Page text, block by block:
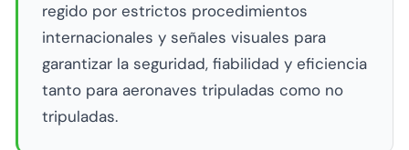
regido por estrictos procedimientos
internacionales y señales visuales para
garantizar la seguridad, fiabilidad y eficiencia
tanto para aeronaves tripuladas como no
tripuladas.